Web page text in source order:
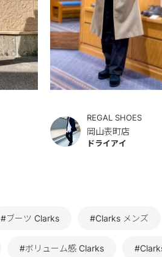
REGAL SHOES
岡山表町店
ドライアイ
#ブーツ Clarks #Clarks メンズ
#ボリューム感 Clarks